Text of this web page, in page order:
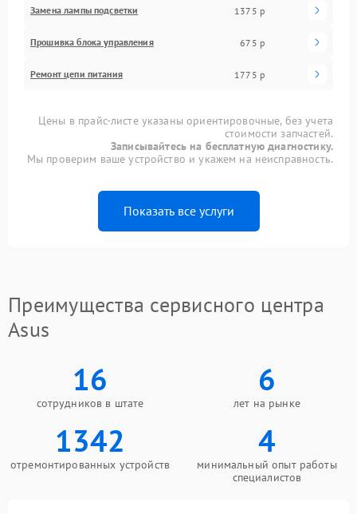
Замена лампы подсветки 1375 р
Прошивка блока управления 675 р
Ремонт цепи питания 1775 р
Цены в прайс-листе указаны ориентировочные, без учета
стоимости запчастей.
Записывайтесь на бесплатную диагностику.
Мы проверим ваше устройство и укажем на неисправность.
Показать все услуги
Преимущества сервисного центра
Asus
16
сотрудников в штате
6
лет на рынке
1342
отремонтированных устройств
4
минимальный опыт работы
специалистов